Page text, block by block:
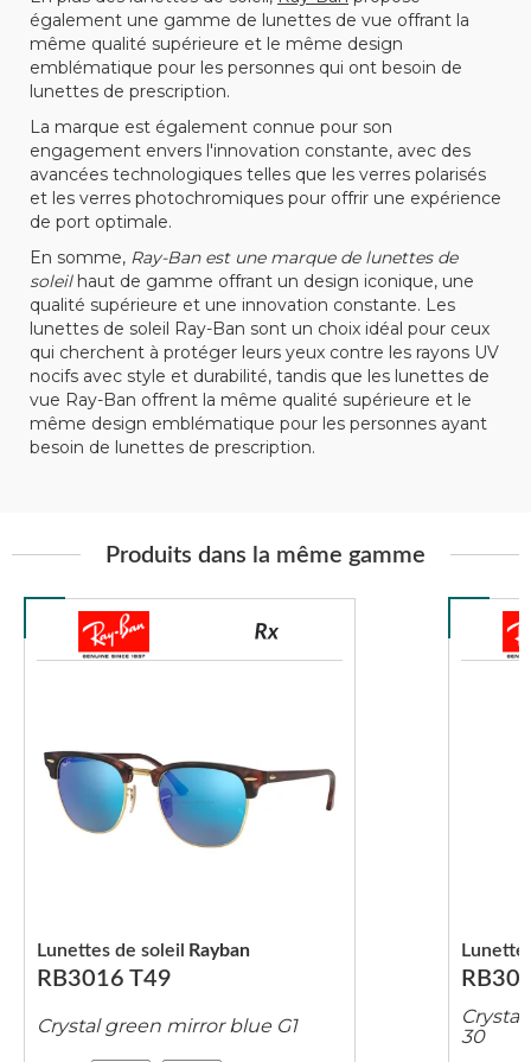
également une gamme de lunettes de vue offrant la
même qualité supérieure et le même design
emblématique pour les personnes qui ont besoin de
lunettes de prescription.
La marque est également connue pour son
engagement envers l'innovation constante, avec des
avancées technologiques telles que les verres polarisés
et les verres photochromiques pour offrir une expérience
de port optimale.
En somme, Ray-Ban est une marque de lunettes de
soleilhaut de gamme offrant un design iconique, une
qualité supérieure et une innovation constante. Les
lunettes de soleil Ray-Ban sont un choix idéal pour ceux
qui cherchent à protéger leurs yeux contre les rayons UV
nocifs avec style et durabilité, tandis que les lunettes de
vue Ray-Ban offrent la même qualité supérieure et le
même design emblématique pour les personnes ayant
besoin de lunettes de prescription.
Produits dans la même gamme
RB3016 T49
Lunettes de soleil Rayban
Crystal green mirror blue G1
30